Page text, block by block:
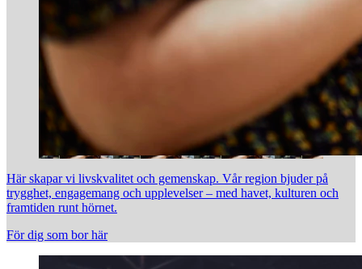
Här skapar vi livskvalitet och gemenskap. Vår region bjuder på
trygghet, engagemang och upplevelser – med havet, kulturen och
framtiden runt hörnet.
För dig som bor här